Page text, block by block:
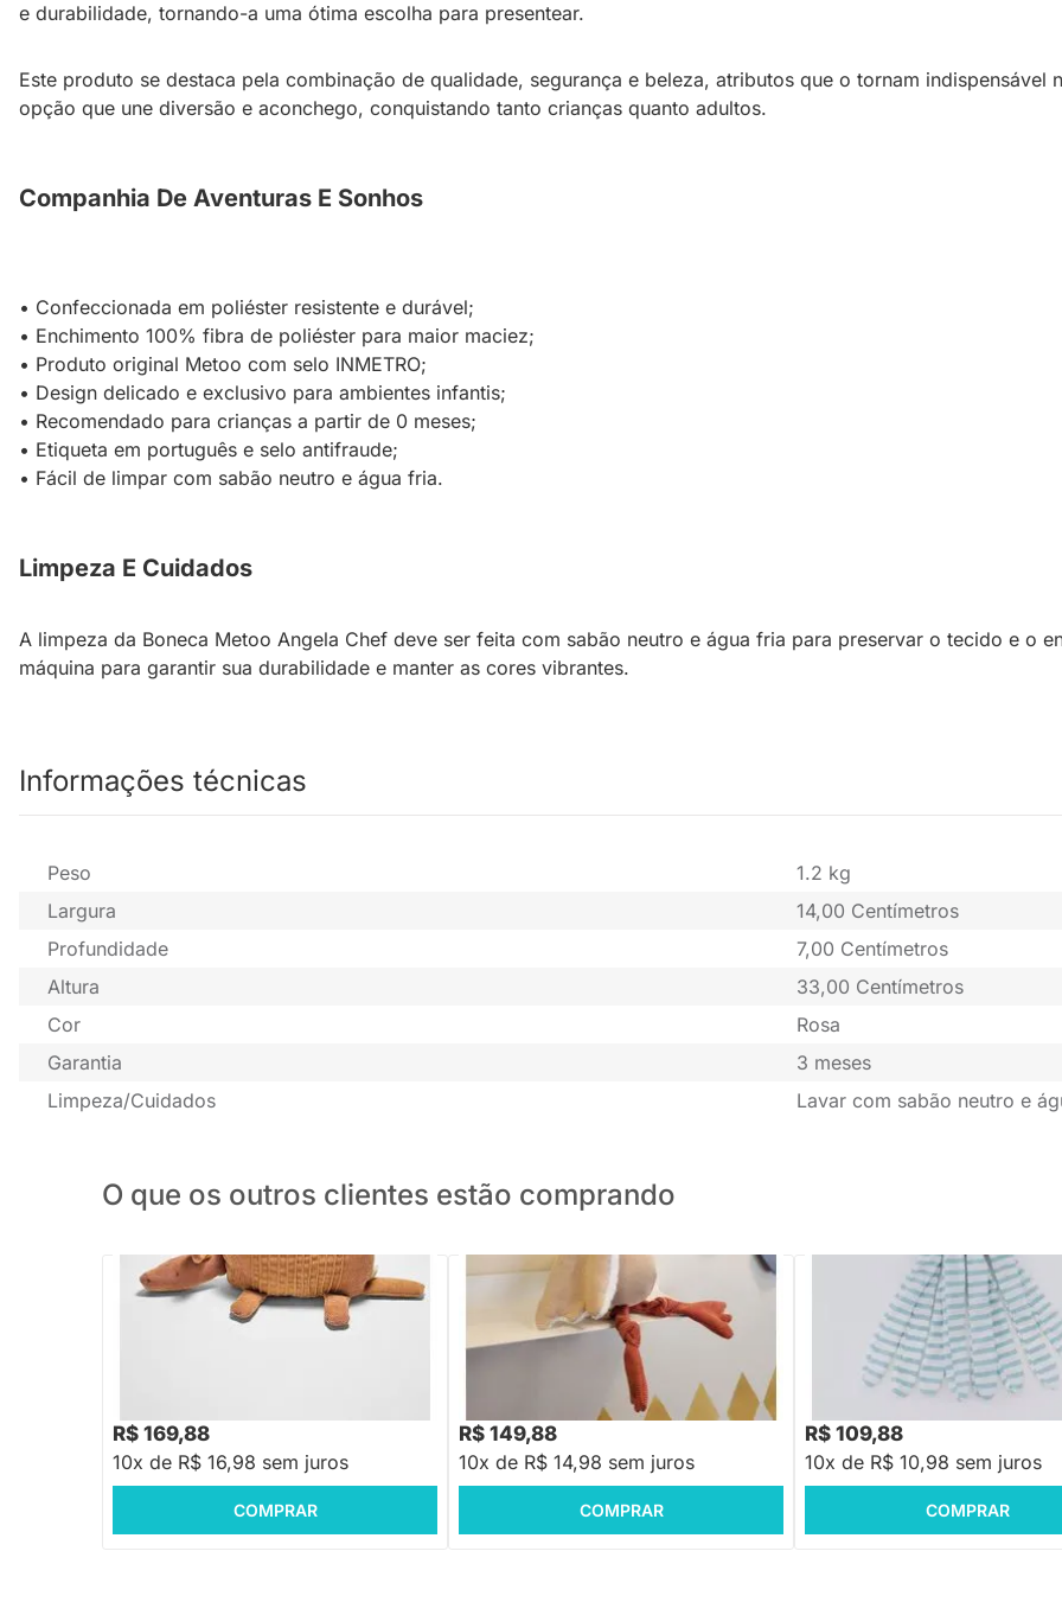
e durabilidade, tornando-a uma ótima escolha para presentear.
Este produto se destaca pela combinação de qualidade, segurança e beleza, atributos que o tornam indispensável
opção que une diversão e aconchego, conquistando tanto crianças quanto adultos.
Companhia De Aventuras E Sonhos
• Confeccionada em poliéster resistente e durável;
• Enchimento 100% fibra de poliéster para maior maciez;
• Produto original Metoo com selo INMETRO;
• Design delicado e exclusivo para ambientes infantis;
• Recomendado para crianças a partir de 0 meses;
• Etiqueta em português e selo antifraude;
• Fácil de limpar com sabão neutro e água fria.
Limpeza E Cuidados
A limpeza da Boneca Metoo Angela Chef deve ser feita com sabão neutro e água fria para preservar o tecido e o
máquina para garantir sua durabilidade e manter as cores vibrantes.
Informações técnicas
Peso
1.2 kg
Largura
14,00 Centímetros
Profundidade
7,00 Centímetros
Altura
33,00 Centímetros
Cor
Rosa
Garantia
3 meses
Limpeza/Cuidados
Lavar com sabão neutro e
O que os outros clientes estão comprando
PRONTA ENTREGA
Boneco de Pelúcia Tatu Cadu em Veludo
R$ 169,88
10x de R$ 16,98 sem juros
COMPRAR
PRONTA ENTREGA
Boneco Patinha Guila com Cachecol
Economize R$ 50
R$ 149,88
10x de R$ 14,98 sem juros
COMPRAR
PRONTA ENTREGA
Boneco Polvo Listrado
Economize R$ 30
R$ 109,88
10x de R$ 10,98 sem juros
COMPRAR